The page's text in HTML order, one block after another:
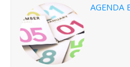
AGENDA